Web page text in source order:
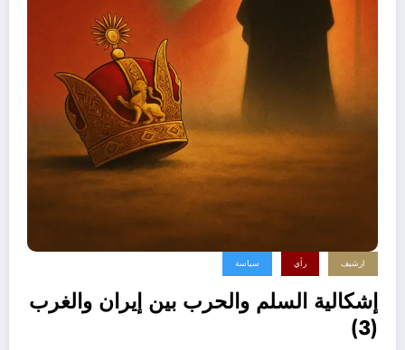
ارشيف رأي سياسة
إشكالية السلم والحرب بين إيران والغرب
(3)